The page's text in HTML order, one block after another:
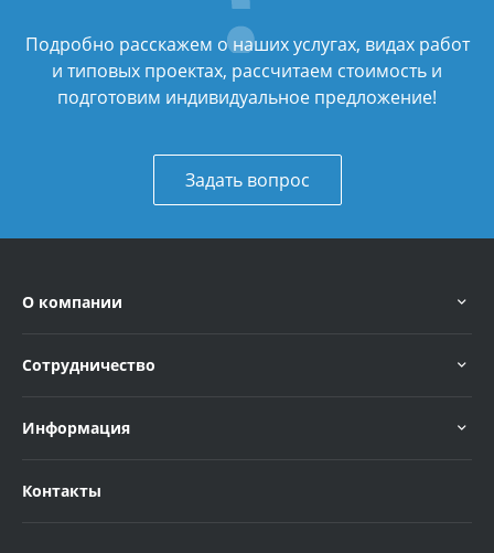
Подробно расскажем о наших услугах, видах работ
и типовых проектах, рассчитаем стоимость и
подготовим индивидуальное предложение!
Задать вопрос
О компании
Сотрудничество
Информация
Контакты